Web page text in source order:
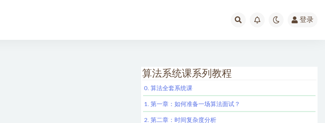
登录
算法系统课系列教程
0. 算法全套系统课
1. 第一章：如何准备一场算法面试？
2. 第二章：时间复杂度分析